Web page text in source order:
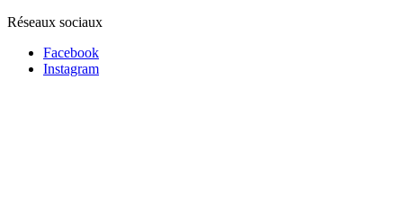
Réseaux sociaux
Facebook
Instagram